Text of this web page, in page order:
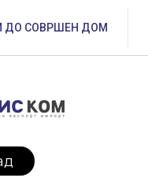
ДО СОВРШЕН ДОМ